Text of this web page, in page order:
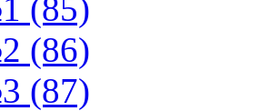
(85)
(86)
(87)